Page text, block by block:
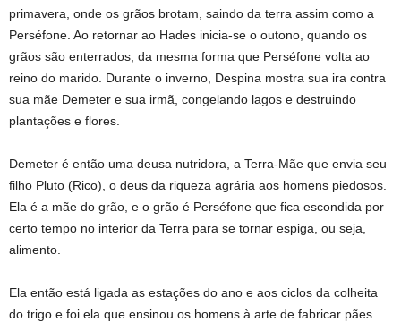
primavera, onde os grãos brotam, saindo da terra assim como a
Perséfone. Ao retornar ao Hades inicia-se o outono, quando os
grãos são enterrados, da mesma forma que Perséfone volta ao
reino do marido. Durante o inverno, Despina mostra sua ira contra
sua mãe Demeter e sua irmã, congelando lagos e destruindo
plantações e flores.
Demeter é então uma deusa nutridora, a Terra-Mãe que envia seu
filho Pluto (Rico), o deus da riqueza agrária aos homens piedosos.
Ela é a mãe do grão, e o grão é Perséfone que fica escondida por
certo tempo no interior da Terra para se tornar espiga, ou seja,
alimento.
Ela então está ligada as estações do ano e aos ciclos da colheita
do trigo e foi ela que ensinou os homens à arte de fabricar pães.